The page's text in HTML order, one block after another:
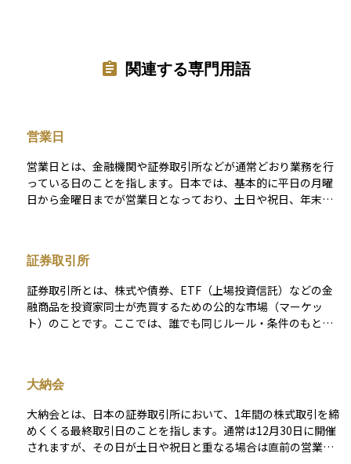
関連する専門用語
営業日
営業日とは、金融機関や証券取引所などが通常どおり業務を行
っている日のことを指します。日本では、基本的に平日の月曜
日から金曜日までが営業日となっており、土日や祝日、年末年
たとえば「約定日の2営業日後に受渡し」といった表現では、土
日や祝日を除いて数える必要があります。カレンダー上の日付
ではなく、金融のスケジュールに基づく日付として理解してお
くことが大切です。
証券取引所
証券取引所とは、株式や債券、ETF（上場投資信託）などの金
融商品を投資家同士が売買するための公的な市場（マーケッ
ト）のことです。ここでは、誰でも同じルール・条件のもとで
引所など、世界各地にも重要な取引所があります。証券取引所
に上場している企業の株式は、一定の基準をクリアした企業の
みで構成されており、投資家にとっては「安心して取引できる
場所」として機能しています。 初心者の方には、「株など
を“みんなが集まってルールに沿って売買する場所”」とイメー
大納会
大納会とは、日本の証券取引所において、1年間の株式取引を締
めくくる最終取引日のことを指します。通常は12月30日に開催
されますが、その日が土日や祝日と重なる場合は直前の営業日